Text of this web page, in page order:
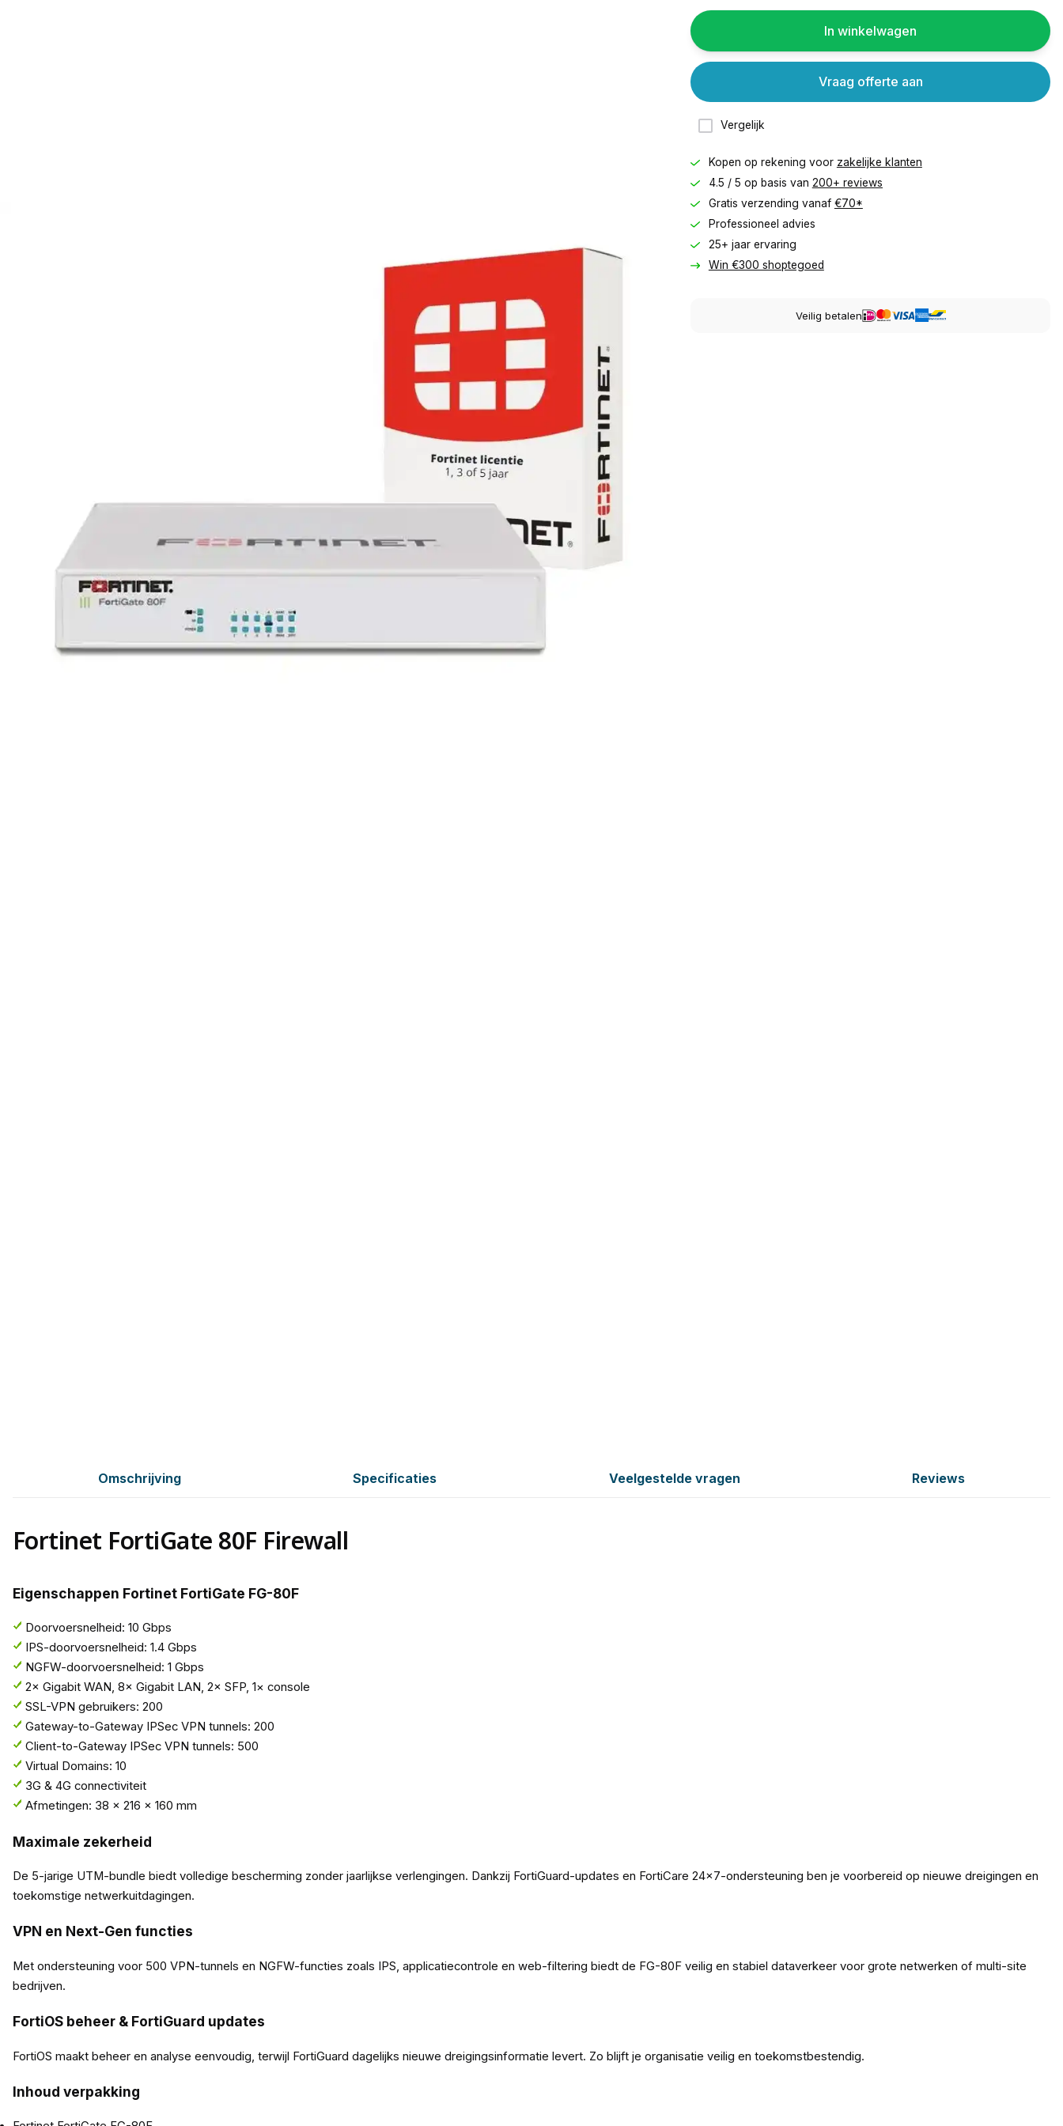
In winkelwagen
Vergelijk
Vraag offerte aan
Kopen op rekening voor zakelijke klanten
4.5 / 5 op basis van 200+ reviews
Gratis verzending vanaf €70*
Professioneel advies
25+ jaar ervaring
Win €300 shoptegoed
Veilig betalen
Omschrijving Specificaties Veelgestelde vragen Reviews
Fortinet FortiGate 80F Firewall
Eigenschappen Fortinet FortiGate FG-80F
Doorvoersnelheid: 10 Gbps
IPS-doorvoersnelheid: 1.4 Gbps
NGFW-doorvoersnelheid: 1 Gbps
2× Gigabit WAN, 8× Gigabit LAN, 2× SFP, 1× console
SSL-VPN gebruikers: 200
Gateway-to-Gateway IPSec VPN tunnels: 200
Client-to-Gateway IPSec VPN tunnels: 500
Virtual Domains: 10
3G & 4G connectiviteit
Afmetingen: 38 × 216 × 160 mm
Maximale zekerheid
De 5-jarige UTM-bundle biedt volledige bescherming zonder jaarlijkse verlengingen. Dankzij FortiGuard-updates en FortiCare 24×7-ondersteuning ben je voorbereid op nieuwe dreigingen en
toekomstige netwerkuitdagingen.
VPN en Next-Gen functies
Met ondersteuning voor 500 VPN-tunnels en NGFW-functies zoals IPS, applicatiecontrole en web-filtering biedt de FG-80F veilig en stabiel dataverkeer voor grote netwerken of multi-site
bedrijven.
FortiOS beheer & FortiGuard updates
FortiOS maakt beheer en analyse eenvoudig, terwijl FortiGuard dagelijks nieuwe dreigingsinformatie levert. Zo blijft je organisatie veilig en toekomstbestendig.
Inhoud verpakking